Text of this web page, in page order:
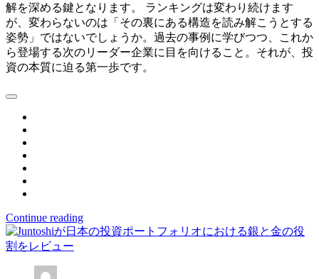
解を深める鍵となります。 ランキングは変わり続けます
が、変わらないのは「その裏にある構造を読み解こうとする
姿勢」ではないでしょうか。過去の事例に学びつつ、これか
ら登場する次のリーダー企業に目を向けること。それが、投
資の本質に迫る第一歩です。
Continue reading